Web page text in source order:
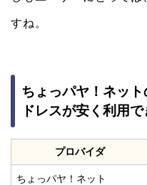
すね。
ちょっパヤ！ネッ
ドレスが安く利用で
プロバイダ
ちょっパヤ！ネット